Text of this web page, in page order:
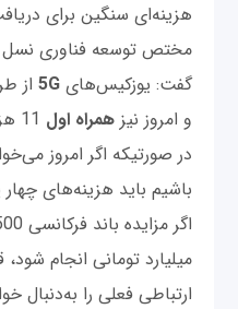
هزینه‌ای سنگین برای
مختص توسعه فناوری نسل
گفت: یوزکیس‌های5G از
و امروز نیز همراه اول
در صورتیکه اگر امروز
باشیم باید هزینه‌های
میلیارد تومانی انجام
ارتباطی فعلی را به‌دنبال